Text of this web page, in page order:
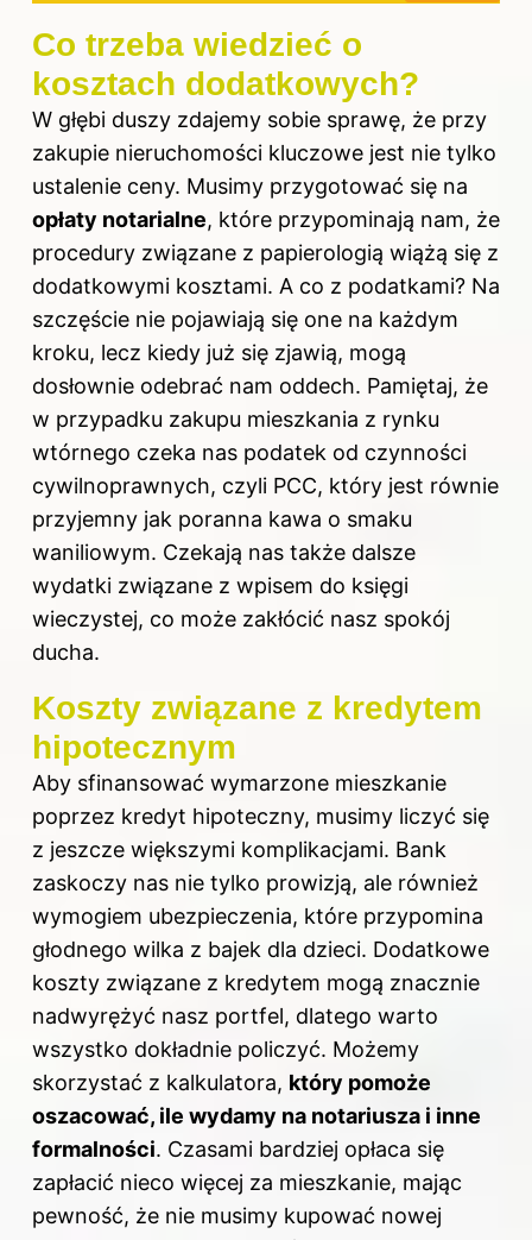
Co trzeba wiedzieć o
kosztach dodatkowych?
W głębi duszy zdajemy sobie sprawę, że przy
zakupie nieruchomości kluczowe jest nie tylko
ustalenie ceny. Musimy przygotować się na
opłaty notarialne, które przypominają nam, że
procedury związane z papierologią wiążą się z
dodatkowymi kosztami. A co z podatkami? Na
szczęście nie pojawiają się one na każdym
kroku, lecz kiedy już się zjawią, mogą
dosłownie odebrać nam oddech. Pamiętaj, że
w przypadku zakupu mieszkania z rynku
wtórnego czeka nas podatek od czynności
cywilnoprawnych, czyli PCC, który jest równie
przyjemny jak poranna kawa o smaku
waniliowym. Czekają nas także dalsze
wydatki związane z wpisem do księgi
wieczystej, co może zakłócić nasz spokój
ducha.
Koszty związane z kredytem
hipotecznym
Aby sfinansować wymarzone mieszkanie
poprzez kredyt hipoteczny, musimy liczyć się
z jeszcze większymi komplikacjami. Bank
zaskoczy nas nie tylko prowizją, ale również
wymogiem ubezpieczenia, które przypomina
głodnego wilka z bajek dla dzieci. Dodatkowe
koszty związane z kredytem mogą znacznie
nadwyrężyć nasz portfel, dlatego warto
wszystko dokładnie policzyć. Możemy
skorzystać z kalkulatora, który pomoże
oszacować, ile wydamy na notariusza i inne
formalności. Czasami bardziej opłaca się
zapłacić nieco więcej za mieszkanie, mając
pewność, że nie musimy kupować nowej